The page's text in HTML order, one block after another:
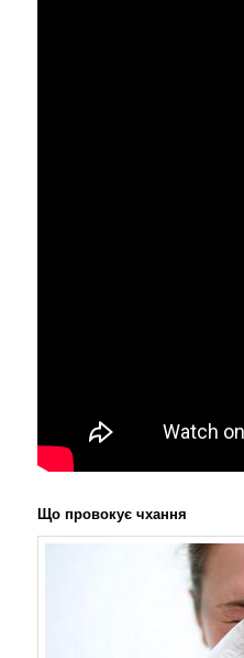
Що провокує чхання